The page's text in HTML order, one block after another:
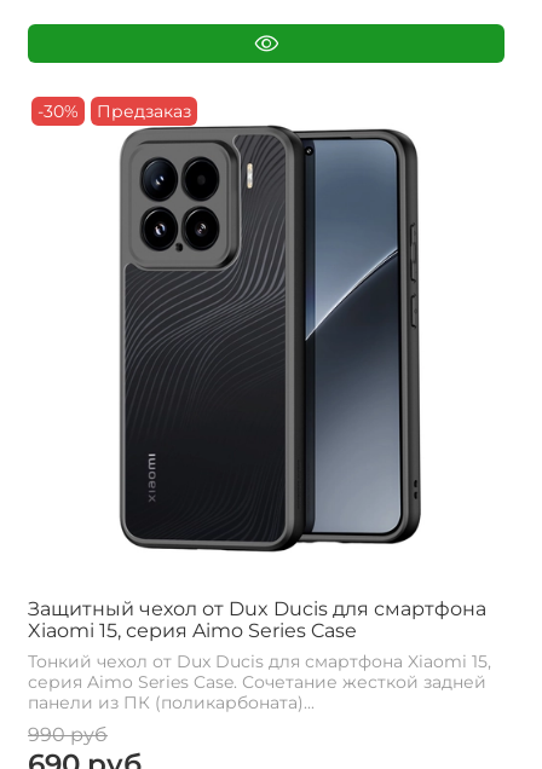
-30% Предзаказ
Защитный чехол от Dux Ducis для смартфона
Xiaomi 15, серия Aimo Series Case
Тонкий чехол от Dux Ducis для смартфона Xiaomi 15,
серия Aimo Series Case. Сочетание жесткой задней
панели из ПК (поликарбоната)...
990 руб